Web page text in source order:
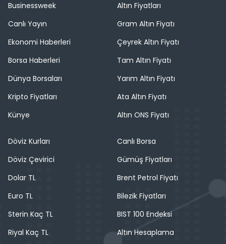
Businessweek
Canlı Yayın
Ekonomi Haberleri
Borsa Haberleri
Dünya Borsaları
Kripto Fiyatları
Künye
Altın Fiyatları
Gram Altın Fiyatı
Çeyrek Altın Fiyatı
Tam Altın Fiyatı
Yarım Altın Fiyatı
Ata Altın Fiyatı
Altın ONS Fiyatı
Döviz Kurları
Döviz Çevirici
Dolar TL
Euro TL
Sterin Kaç TL
Riyal Kaç TL
Canlı Borsa
Gümüş Fiyatları
Brent Petrol Fiyatı
Bilezik Fiyatları
BIST 100 Endeksi
Altın Hesaplama